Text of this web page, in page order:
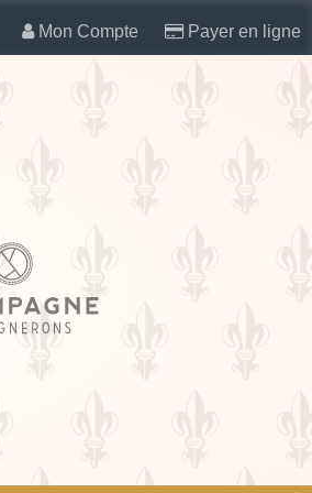
Mon Compte Payer en ligne